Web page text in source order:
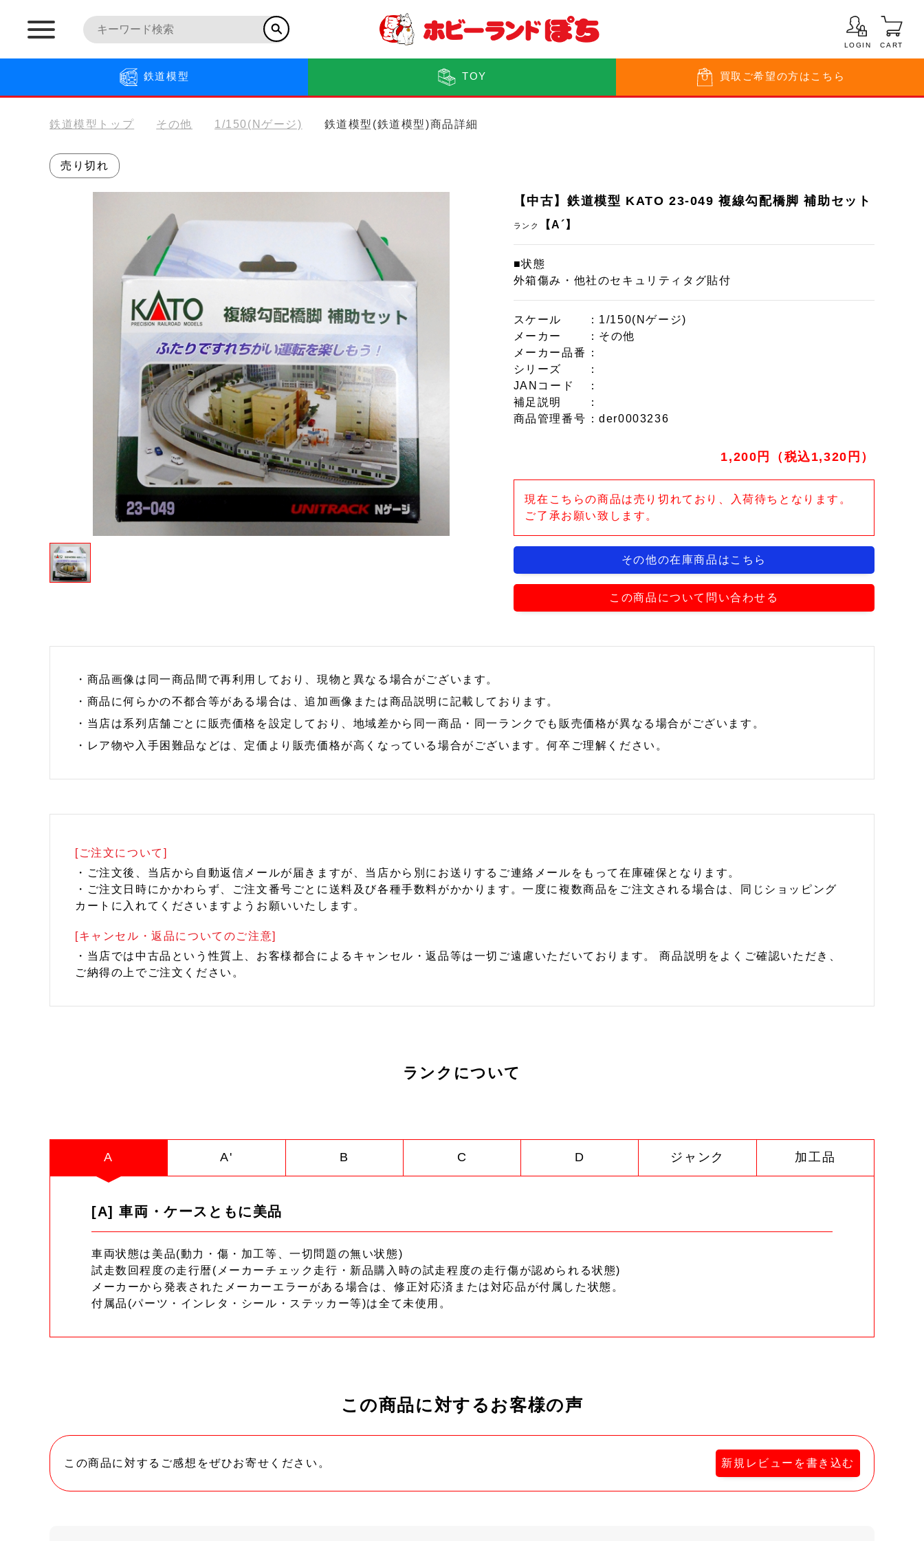
LOGIN CART
鉄道模型 TOY 買取 ご希望の方はこちら
鉄道模型トップ その他 1/150(Nゲージ) 鉄道模型(鉄道模型)商品詳細
売り切れ
【中古】鉄道模型 KATO 23-049 複線勾配橋脚 補助セット
ランク 【A´】
■状態
外箱傷み・他社のセキュリティタグ貼付
スケール
：1/150(Nゲージ)
メーカー
：その他
メーカー品番
：
シリーズ
：
JANコード
：
補足説明
：
商品管理番号 ：der0003236
1,200円（税込1,320円）
現在こちらの商品は売り切れており、入荷待ちとなります。
ご了承お願い致します。
その他の在庫商品はこちら
この商品について問い合わせる
・商品画像は同一商品間で再利用しており、現物と異なる場合がございます。
・商品に何らかの不都合等がある場合は、追加画像または商品説明に記載しております。
・当店は系列店舗ごとに販売価格を設定しており、地域差から同一商品・同一ランクでも販売価格が異なる場合がございます。
・レア物や入手困難品などは、定価より販売価格が高くなっている場合がございます。何卒ご理解ください。
[ご注文について]
・ご注文後、当店から自動返信メールが届きますが、当店から別にお送りするご連絡メールをもって在庫確保となります。
・ご注文日時にかかわらず、ご注文番号ごとに送料及び各種手数料がかかります。一度に複数商品をご注文される場合は、同じショッピング
カートに入れてくださいますようお願いいたします。
[キャンセル・返品についてのご注意]
・当店では中古品という性質上、お客様都合によるキャンセル・返品等は一切ご遠慮いただいております。 商品説明をよくご確認いただき、
ご納得の上でご注文ください。
ランクについて
A A' B C D ジャンク 加工品
[A] 車両・ケースともに美品
車両状態は美品(動力・傷・加工等、一切問題の無い状態)
試走数回程度の走行暦(メーカーチェック走行・新品購入時の試走程度の走行傷が認められる状態)
メーカーから発表されたメーカーエラーがある場合は、修正対応済または対応品が付属した状態。
付属品(パーツ・インレタ・シール・ステッカー等)は全て未使用。
この商品に対するお客様の声
この商品に対するご感想をぜひお寄せください。 新規レビューを書き込む